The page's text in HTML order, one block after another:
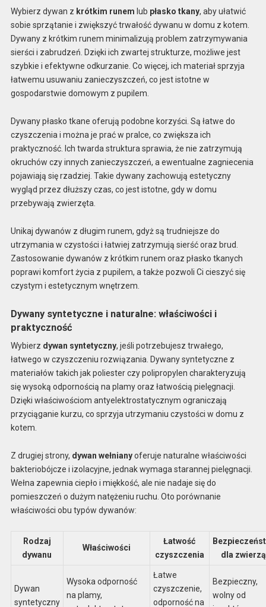
Wybierz dywan z krótkim runem lub płasko tkany, aby ułatwić
sobie sprzątanie i zwiększyć trwałość dywanu w domu z kotem.
Dywany z krótkim runem minimalizują problem zatrzymywania
sierści i zabrudzeń. Dzięki ich zwartej strukturze, możliwe jest
szybkie i efektywne odkurzanie. Co więcej, ich materiał sprzyja
łatwemu usuwaniu zanieczyszczeń, co jest istotne w
gospodarstwie domowym z pupilem.
Dywany płasko tkane oferują podobne korzyści. Są łatwe do
czyszczenia i można je prać w pralce, co zwiększa ich
praktyczność. Ich twarda struktura sprawia, że nie zatrzymują
okruchów czy innych zanieczyszczeń, a ewentualne zagniecenia
pojawiają się rzadziej. Takie dywany zachowują estetyczny
wygląd przez dłuższy czas, co jest istotne, gdy w domu
przebywają zwierzęta.
Unikaj dywanów z długim runem, gdyż są trudniejsze do
utrzymania w czystości i łatwiej zatrzymują sierść oraz brud.
Zastosowanie dywanów z krótkim runem oraz płasko tkanych
poprawi komfort życia z pupilem, a także pozwoli Ci cieszyć się
czystym i estetycznym wnętrzem.
Dywany syntetyczne i naturalne: właściwości i
praktyczność
Wybierz dywan syntetyczny, jeśli potrzebujesz trwałego,
łatwego w czyszczeniu rozwiązania. Dywany syntetyczne z
materiałów takich jak poliester czy polipropylen charakteryzują
się wysoką odpornością na plamy oraz łatwością pielęgnacji.
Dzięki właściwościom antyelektrostatycznym ograniczają
przyciąganie kurzu, co sprzyja utrzymaniu czystości w domu z
kotem.
Z drugiej strony, dywan wełnianyoferuje naturalne właściwości
bakteriobójcze i izolacyjne, jednak wymaga starannej pielęgnacji.
Wełna zapewnia ciepło i miękkość, ale nie nadaje się do
pomieszczeń o dużym natężeniu ruchu. Oto porównanie
właściwości obu typów dywanów:
Rodzaj
dywanu
Właściwości
Łatwość
czyszczenia
dla
Dywan
syntetyczny
Wysoka odporność
na plamy,
Łatwe
czyszczenie,
odporność na
Bezpieczny,
wolny od